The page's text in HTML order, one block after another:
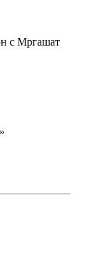
с Мргашат